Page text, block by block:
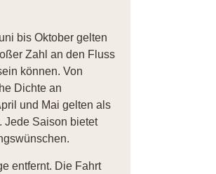
bis Oktober gelten
Zahl an den Fluss
können. Von
Dichte an
und Mai gelten als
Jede Saison bietet
entfernt. Die Fahrt